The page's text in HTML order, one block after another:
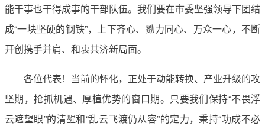
能干事也干得成事的干部队伍。我们要在市委坚强领导下团结
成“一块坚硬的钢铁”，上下齐心、勠力同心、万众一心，不断
开创携手并肩、和衷共济新局面。
各位代表！当前的怀化，正处于动能转换、产业升级的攻
坚期，抢抓机遇、厚植优势的窗口期。只要我们保持“不畏浮
云遮望眼”的清醒和“乱云飞渡仍从容”的定力，秉持“功成不必